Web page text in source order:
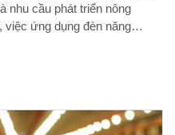
nhu cầu phát triển nông
việc ứng dụng đèn năng
năng, các thiết bị đèn mặt